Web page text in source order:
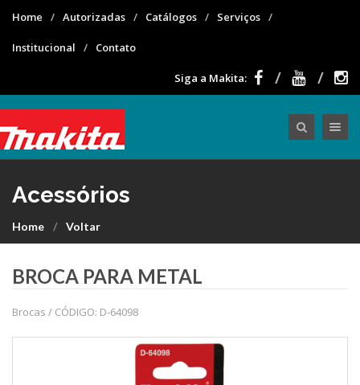
Home Autorizadas Catálogos Serviços
Institucional Contato
Siga a Makita:
Acessórios
Home Voltar
BROCA PARA METAL
Brocas / CÓDIGO: D-64098